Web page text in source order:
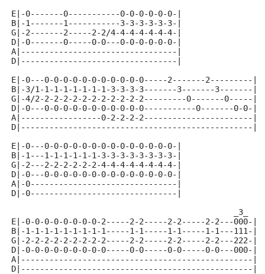
E|-0-------0-----------0-0-0-0-0-0-|
B|-1-------1-----------3-3-3-3-3-3-|
G|-2-------2-----2-2/4-4-4-4-4-4-4-|
D|-0-------0-----0-0---0-0-0-0-0-0-|
A|---------------------------------|
D|---------------------------------|
E|-0---0-0-0-0-0-0-0-0-0-0-0-----2-------2---------|
B|-3/1-1-1-1-1-1-1-1-3-3-3-3-------3-------3-------|
G|-4/2-2-2-2-2-2-2-2-2-2-2-2---------0-------0-----|
D|-0---0-0-0-0-0-0-0-0-0-0-0-----------0-------0-0-|
A|-----------------0-2-2-2-2-----------------------|
D|-------------------------------------------------|
E|-0---0-0-0-0-0-0-0-0-0-0-0-0-0-0-|
B|-1---1-1-1-1-1-1-3-3-3-3-3-3-3-3-|
G|-2---2-2-2-2-2-2-4-4-4-4-4-4-4-4-|
D|-0---0-0-0-0-0-0-0-0-0-0-0-0-0-0-|
A|-0-------------------------------|
D|-0-------------------------------|
                                               _3_
E|-0-0-0-0-0-0-0-0-2-----2-2-----2-2-----2-2---000-|
B|-1-1-1-1-1-1-1-1-1-----1-1-----1-1-----1-1---111-|
G|-2-2-2-2-2-2-2-2-2-----2-2-----2-2-----2-2---222-|
D|-0-0-0-0-0-0-0-0-0-----0-0-----0-0-----0-0---000-|
A|-------------------------------------------------|
D|-------------------------------------------------|